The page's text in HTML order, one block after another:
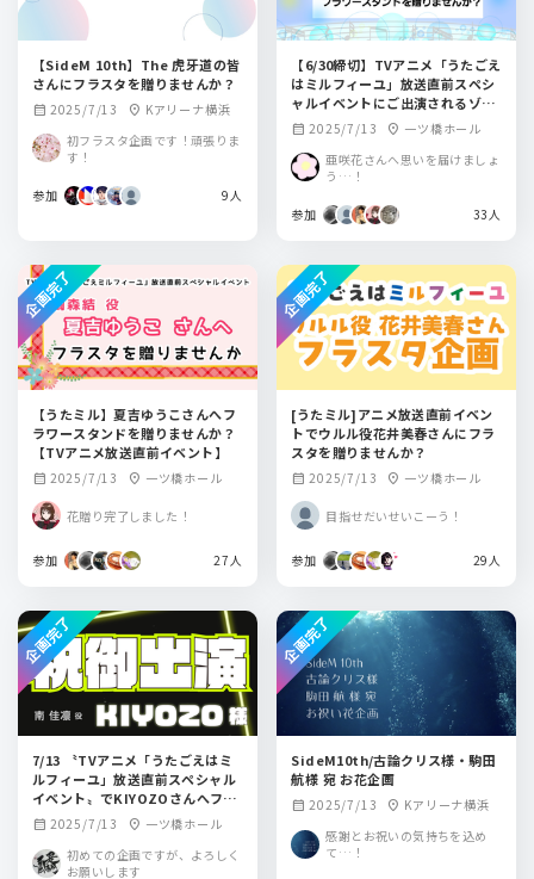
【SideM 10th】The 虎牙道の皆
さんにフラスタを贈りませんか？
calendar_month 2025/7/13 location_on Kアリーナ横浜
初フラスタ企画です！頑張りま
す！
参加 9人
【6/30締切】TVアニメ「うたごえ
はミルフィーユ」放送直前スペシ
ャルイベントにご出演されるゾー
イ・デルニ役亜咲花さんへフラワ
ースタンドを贈りませんか？
calendar_month 2025/7/13 location_on 一ツ橋ホール
亜咲花さんへ思いを届けましょ
う…！
参加 33人
【うたミル】夏吉ゆうこさんへフ
ラワースタンドを贈りませんか？
【TVアニメ放送直前イベント】
calendar_month 2025/7/13 location_on 一ツ橋ホール
花贈り完了しました！
参加 27人
企画完了
[うたミル]アニメ放送直前イベン
トでウルル役花井美春さんにフラ
スタを贈りませんか？
calendar_month 2025/7/13 location_on 一ツ橋ホール
目指せだいせいこーう！
参加 29人
企画完了
7/13 〝TVアニメ「うたごえはミ
ルフィーユ」放送直前スペシャル
イベント〟でKIYOZOさんへフラ
スタを贈りませんか？
calendar_month 2025/7/13 location_on 一ツ橋ホール
初めての企画ですが、よろしく
お願いします
企画完了
SideM10th/古論クリス様・駒田
航様 宛 お花企画
calendar_month 2025/7/13 location_on Kアリーナ横浜
感謝とお祝いの気持ちを込め
て…！
企画完了